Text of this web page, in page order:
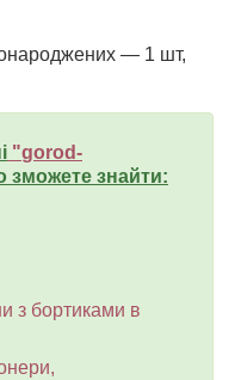
— 1 шт,
"gorod-
зможете знайти:
з бортиками в